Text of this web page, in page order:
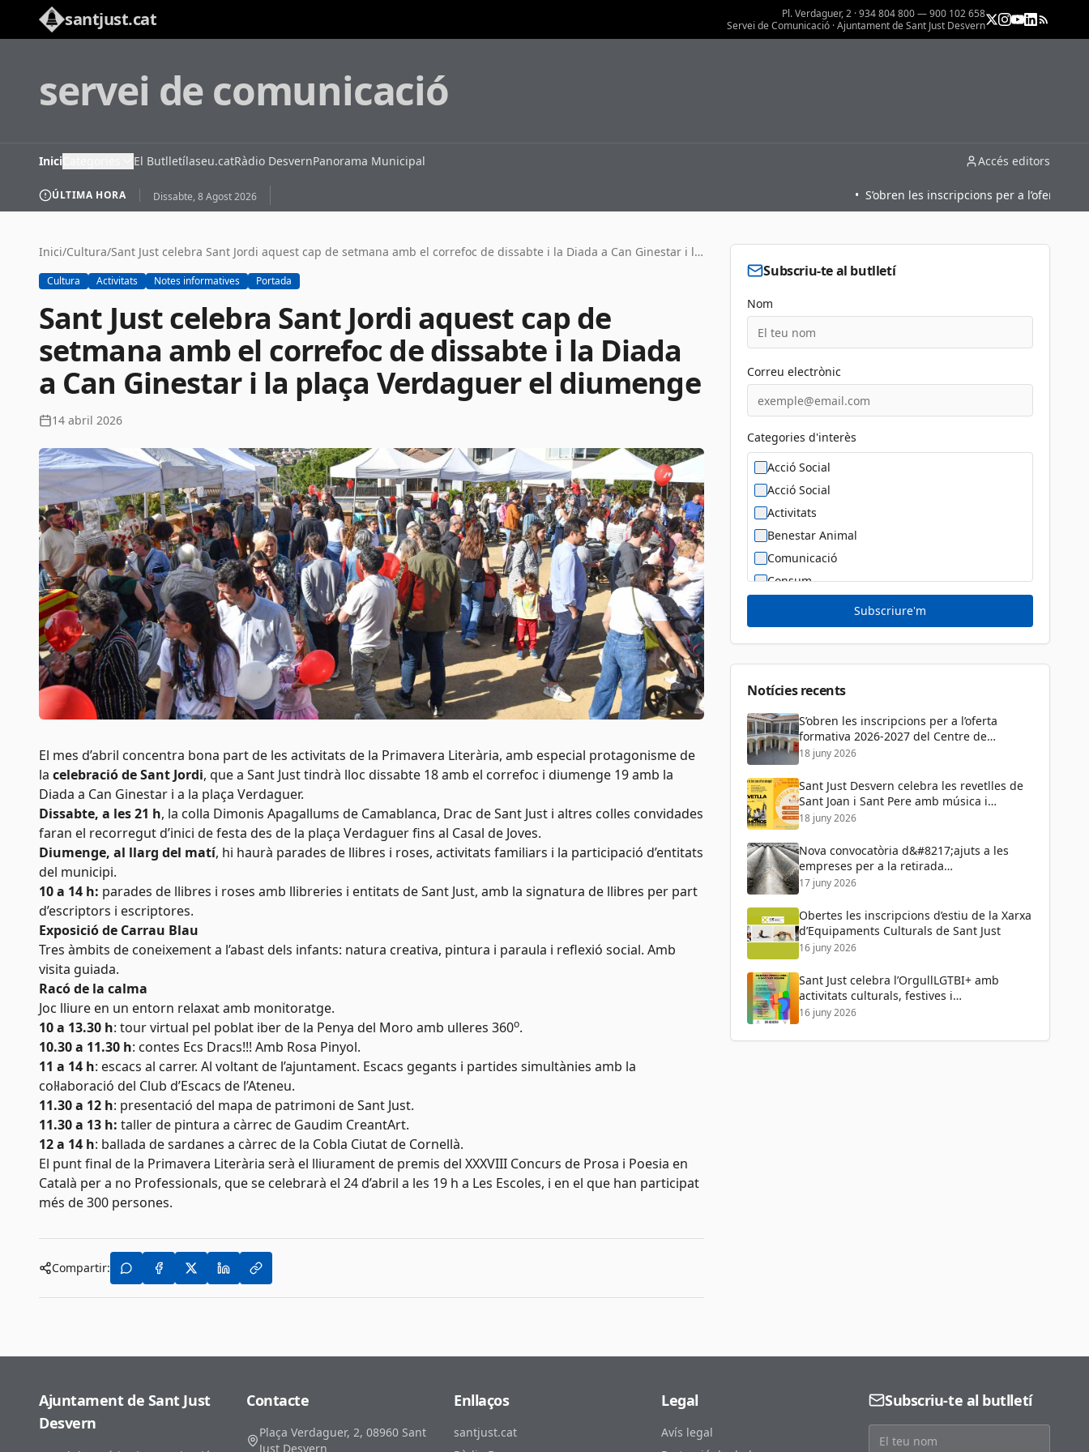
santjust.cat
Pl. Verdaguer, 2 · 934 804 800 — 900 102 658
Servei de Comunicació · Ajuntament de Sant Just Desvern
servei de comunicació
Inici El Butlletílaseu.catRàdio DesvernPanorama Municipal Accés editors
ÚLTIMA HORA Dissabte, 8 Agost 2026 S’obren les inscripcions per a l’oferta
Inici/Cultura/ Sant Just celebra Sant Jordi aquest cap de setmana amb el correfoc de dissabte i la Diada a Can Ginestar i la plaça Verdaguer el diumenge
Cultura Activitats Notes informatives Portada
Sant Just celebra Sant Jordi aquest cap de
setmana amb el correfoc de dissabte i la Diada
a Can Ginestar i la plaça Verdaguer el diumenge
14 abril 2026
El mes d’abril concentra bona part de les activitats de la Primavera Literària, amb especial protagonisme de
la celebració de Sant Jordi, que a Sant Just tindrà lloc dissabte 18 amb el correfoc i diumenge 19 amb la
Diada a Can Ginestar i a la plaça Verdaguer.
Dissabte, a les 21 h, la colla Dimonis Apagallums de Camablanca, Drac de Sant Just i altres colles convidades
faran el recorregut d’inici de festa des de la plaça Verdaguer fins al Casal de Joves.
Diumenge, al llarg del matí, hi haurà parades de llibres i roses, activitats familiars i la participació d’entitats
del municipi.
10 a 14 h: parades de llibres i roses amb llibreries i entitats de Sant Just, amb la signatura de llibres per part
d’escriptors i escriptores.
Exposició de Carrau Blau
Tres àmbits de coneixement a l’abast dels infants: natura creativa, pintura i paraula i reflexió social. Amb
visita guiada.
Racó de la calma
Joc lliure en un entorn relaxat amb monitoratge.
10 a 13.30 h: tour virtual pel poblat iber de la Penya del Moro amb ulleres 360o.
10.30 a 11.30 h: contes Ecs Dracs!!! Amb Rosa Pinyol.
11 a 14 h: escacs al carrer. Al voltant de l’ajuntament. Escacs gegants i partides simultànies amb la
col·laboració del Club d’Escacs de l’Ateneu.
11.30 a 12 h: presentació del mapa de patrimoni de Sant Just.
11.30 a 13 h: taller de pintura a càrrec de Gaudim CreantArt.
12 a 14 h: ballada de sardanes a càrrec de la Cobla Ciutat de Cornellà.
El punt final de la Primavera Literària serà el lliurament de premis del XXXVIII Concurs de Prosa i Poesia en
Català per a no Professionals, que se celebrarà el 24 d’abril a les 19 h a Les Escoles, i en el que han participat
més de 300 persones.
Compartir:
Subscriu-te al butlletí
Nom
Correu electrònic
Categories d'interès
Acció Social
Acció Social
Activitats
Benestar Animal
Comunicació
Consum
Diversitat Sexual i de Gènere
Dona
Subscriure'm
Notícies recents
S’obren les inscripcions per a l’oferta
formativa 2026-2027 del Centre de
Formació de Persones Adultes
18 juny 2026
Sant Just Desvern celebra les revetlles de
Sant Joan i Sant Pere amb música i
activitats per a tots els públics
18 juny 2026
Nova convocatòria d&#8217;ajuts a les
empreses per a la retirada
d&#8217;amiant
17 juny 2026
Obertes les inscripcions d’estiu de la Xarxa
d’Equipaments Culturals de Sant Just
16 juny 2026
Sant Just celebra l’OrgullLGTBI+ amb
activitats culturals, festives i
reivindicatives
16 juny 2026
Ajuntament de Sant Just
Desvern
Contacte
Plaça Verdaguer, 2, 08960 Sant
Just Desvern
Enllaços
santjust.cat
Legal
Avís legal
Subscriu-te al butlletí